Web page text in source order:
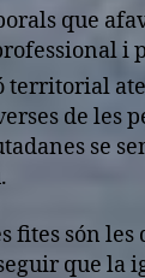
que
i
territorial
de les
se
fites són les
que la